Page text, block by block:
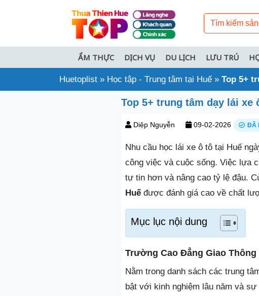
ẨM THỰC DỊCH VỤ DU LỊCH LƯU TRÚ
Huetoplist » Học tập - Trung tâm tại Huế » Top 5+
Top 5+ trung tâm dạy lái xe
Diệp Nguyễn 09-02-2026 ĐÃ
Nhu cầu học lái xe ô tô tại Huế
công việc và cuộc sống. Việc lựa
tự tin hơn và nâng cao tỷ lệ đậu.
Huếđược đánh giá cao về chất
Mục lục nội dung
Trường Cao Đẳng Giao Thông
Nằm trong danh sách các trung
bật với kinh nghiệm lâu năm và